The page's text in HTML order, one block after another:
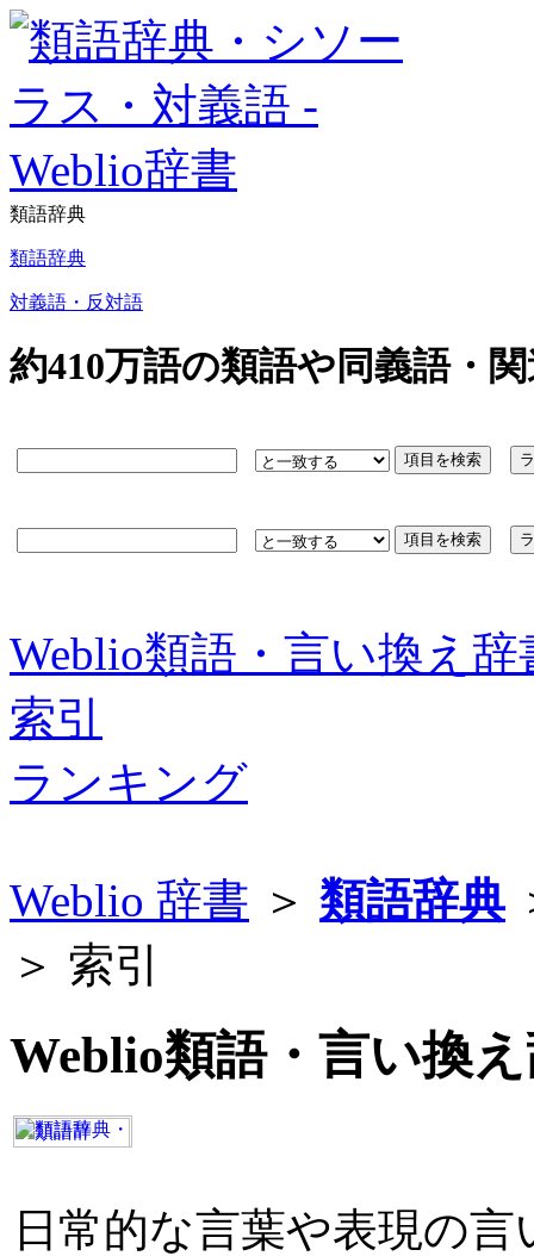
類語辞典
類語辞典
対義語・反対語
約410万語の類語や同義語・
Weblio類語・言い換え
索引
ランキング
Weblio 辞書 ＞ 類語辞典
＞ 索引
Weblio類語・言い換
日常的な言葉や表現の